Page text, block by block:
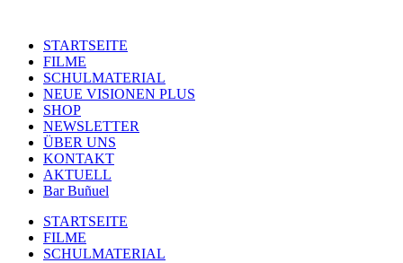
STARTSEITE
FILME
SCHULMATERIAL
NEUE VISIONEN PLUS
SHOP
NEWSLETTER
ÜBER UNS
KONTAKT
AKTUELL
Bar Buñuel
STARTSEITE
FILME
SCHULMATERIAL